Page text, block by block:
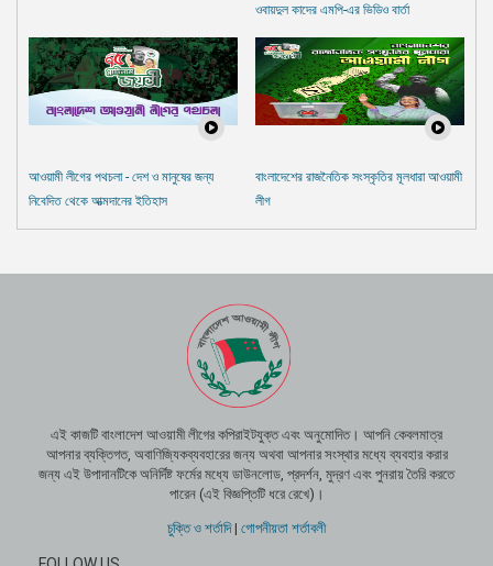
ওবায়দুল কাদের এমপি-এর ভিডিও বার্তা
আওয়ামী লীগের পথচলা - দেশ ও মানুষের জন্য
নিবেদিত থেকে আত্মদানের ইতিহাস
বাংলাদেশের রাজনৈতিক সংস্কৃতির মূলধারা আওয়ামী
লীগ
এই কাজটি বাংলাদেশ আওয়ামী লীগের কপিরাইটযুক্ত এবং অনুমোদিত। আপনি কেবলমাত্র
আপনার ব্যক্তিগত, অবাণিজ্যিকব্যবহারের জন্য অথবা আপনার সংস্থার মধ্যে ব্যবহার করার
জন্য এই উপাদানটিকে অনির্দিষ্ট ফর্মের মধ্যে ডাউনলোড, প্রদর্শন, মুদ্রণ এবং পুনরায় তৈরি করতে
পারেন (এই বিজ্ঞপ্তিটি ধরে রেখে)।
চুক্তি ও শর্তাদি| গোপনীয়তা শর্তাবলী